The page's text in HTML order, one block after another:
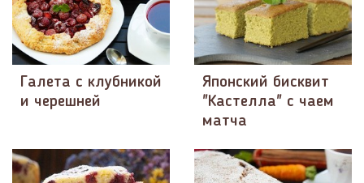
Галета с клубникой
и черешней
Японский бисквит
"Кастелла" с чаем
матча